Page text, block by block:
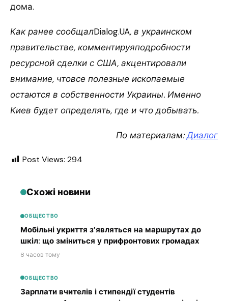
дома.
Как ранее сообщалDialog.UA, в украинском
правительстве, комментируяподробности
ресурсной сделки с США, акцентировали
внимание, чтовсе полезные ископаемые
остаются в собственности Украины. Именно
Киев будет определять, где и что добывать.
По материалам:Диалог
Post Views: 294
Схожі новини
ОБЩЕСТВО
Мобільні укриття з’являться на маршрутах до
шкіл: що зміниться у прифронтових громадах
8 часов тому
ОБЩЕСТВО
Зарплати вчителів і стипендії студентів